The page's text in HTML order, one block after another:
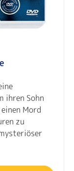
ihren Sohn
Mord
zu